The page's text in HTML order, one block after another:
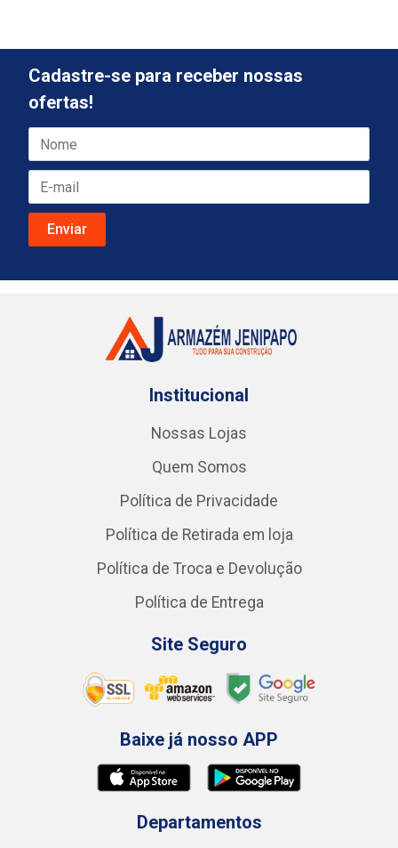
Cadastre-se para receber nossas
ofertas!
Institucional
Nossas Lojas
Quem Somos
Política de Privacidade
Política de Retirada em loja
Política de Troca e Devolução
Política de Entrega
Site Seguro
Baixe já nosso APP
Departamentos